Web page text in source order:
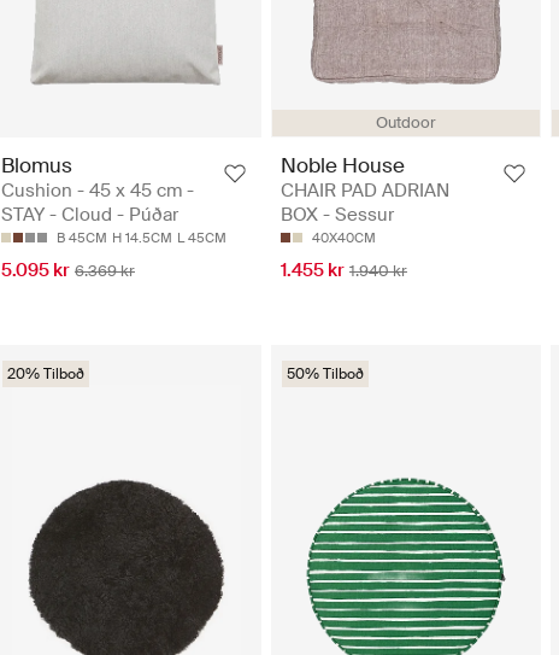
Blomus
Cushion - 45 x 45 cm -
STAY - Cloud - Púðar
B 45CM H 14.5CM L 45CM
5.095 kr 6.369 kr
Outdoor
Noble House
CHAIR PAD ADRIAN
BOX - Sessur
40X40CM
1.455 kr 1.940 kr
20% Tilboð 50% Tilboð